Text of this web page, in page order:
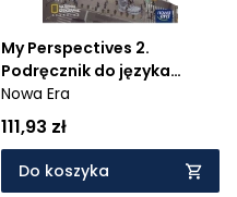
My Perspectives 2.
Podręcznik do języka
angielskiego dla szkół
ponadpodstawowych.
Poziom B1+ - Szkoła
ponadpodstawowa -
943/2/2019; 980/2/2019
Nowa Era
111,93 zł
Do koszyka